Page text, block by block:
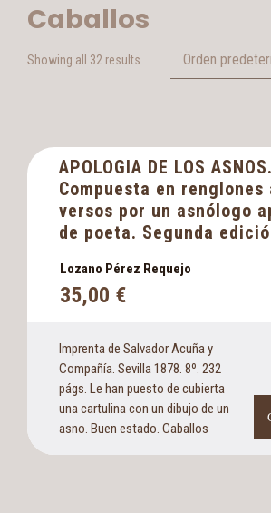
Caballos
Showing all 32 results
APOLOGIA DE LOS ASNOS.
Compuesta en renglones
versos por un asnólogo
de poeta. Segunda
Lozano Pérez Requejo
35,00 €
Imprenta de Salvador Acuña y
Compañía. Sevilla 1878. 8º. 232
págs. Le han puesto de cubierta
una cartulina con un dibujo de un
asno. Buen estado. Caballos